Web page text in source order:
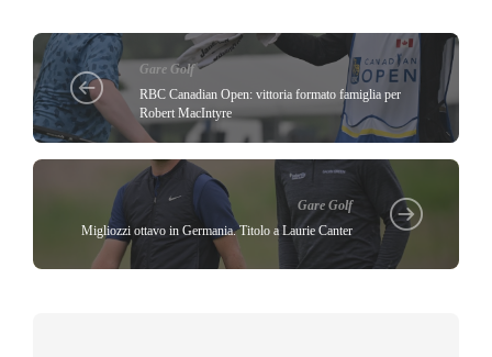
Gare Golf
RBC Canadian Open: vittoria formato famiglia per
Robert MacIntyre
Gare Golf
Migliozzi ottavo in Germania. Titolo a Laurie Canter